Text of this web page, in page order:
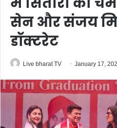
सेन और संजय
डॉक्टरेट
Live bharat TV January 17,